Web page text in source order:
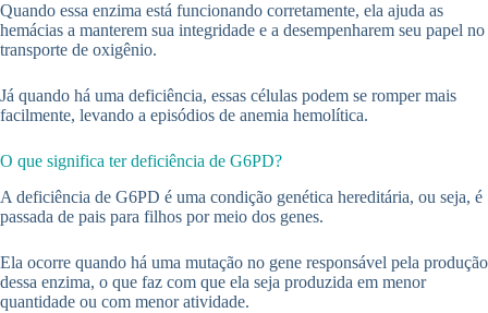
Quando essa enzima está funcionando corretamente, ela ajuda as
hemácias a manterem sua integridade e a desempenharem seu papel no
transporte de oxigênio.
Já quando há uma deficiência, essas células podem se romper mais
facilmente, levando a episódios de anemia hemolítica.
O que significa ter deficiência de G6PD?
A deficiência de G6PD é uma condição genética hereditária, ou seja, é
passada de pais para filhos por meio dos genes.
Ela ocorre quando há uma mutação no gene responsável pela produção
dessa enzima, o que faz com que ela seja produzida em menor
quantidade ou com menor atividade.